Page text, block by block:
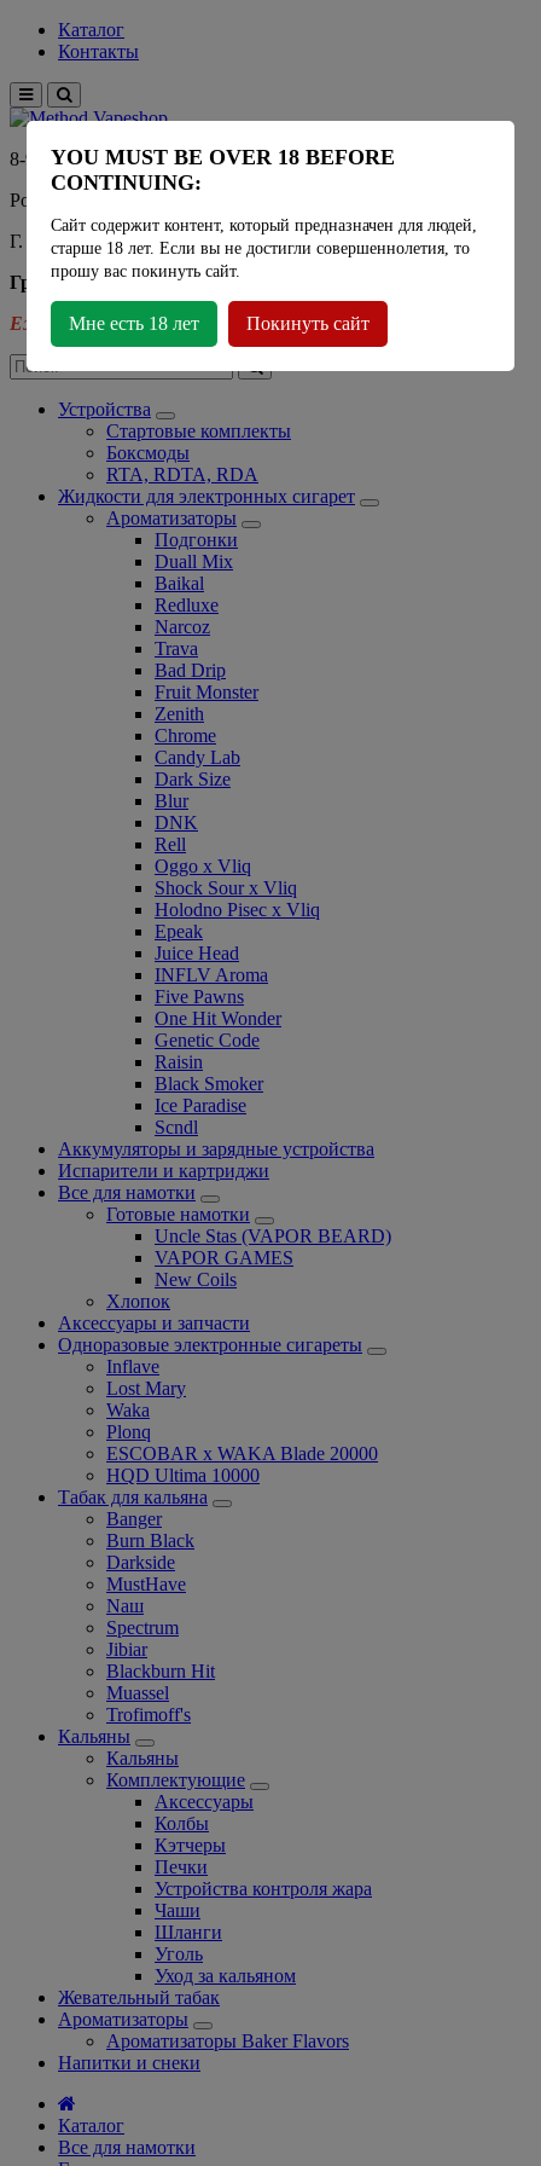
Каталог
Контакты
8-915-450-21-92
Розничный магазин Method Vapeshop
Г. Москва, улица Южнобутовская 36
График работы
Ежедневно - 11:00 - 21:00
Устройства
Стартовые комплекты
Боксмоды
RTA, RDTA, RDA
Жидкости для электронных сигарет
Ароматизаторы
Подгонки
Duall Mix
Baikal
Redluxe
Narcoz
Trava
Bad Drip
Fruit Monster
Zenith
Chrome
Candy Lab
Dark Size
Blur
DNK
Rell
Oggo x Vliq
Shock Sour x Vliq
Holodno Pisec x Vliq
Epeak
Juice Head
INFLV Aroma
Five Pawns
One Hit Wonder
Genetic Code
Raisin
Black Smoker
Ice Paradise
Scndl
Аккумуляторы и зарядные устройства
Испарители и картриджи
Все для намотки
Готовые намотки
Uncle Stas (VAPOR BEARD)
VAPOR GAMES
New Coils
Хлопок
Аксессуары и запчасти
Одноразовые электронные сигареты
Inflave
Lost Mary
Waka
Plonq
ESCOBAR x WAKA Blade 20000
HQD Ultima 10000
Табак для кальяна
Banger
Burn Black
Darkside
MustHave
Nаш
Spectrum
Jibiar
Blackburn Hit
Muassel
Trofimoff's
Кальяны
Кальяны
Комплектующие
Аксессуары
Колбы
Кэтчеры
Печки
Устройства контроля жара
Чаши
Шланги
Уголь
Уход за кальяном
Жевательный табак
Ароматизаторы
Ароматизаторы Baker Flavors
Напитки и снеки
Каталог
Все для намотки
YOU MUST BE OVER 18 BEFORE
CONTINUING:
Сайт содержит контент, который предназначен для людей,
старше 18 лет. Если вы не достигли совершеннолетия, то
прошу вас покинуть сайт.
Мне есть 18 лет Покинуть сайт